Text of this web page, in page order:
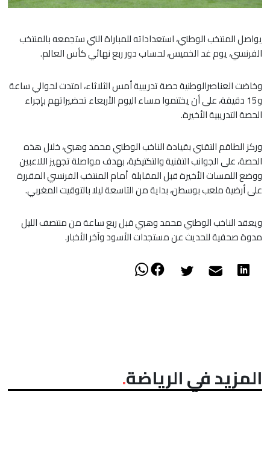
يواصل المنتخب الوطني، استعداداته للمباراة التي ستجمعه بالمنتخب
الفرنسي، يوم غد الخميس، لحساب دور ربع نهائي كأس العالم.
وخاضت العناصرالوطنية حصة تدريبية أمس الثلاثاء، امتدت لحوالي ساعة
و15 دقيقة، على أن يختتموا مساء اليوم الأربعاء تحضيراتهم بإجراء
الحصة التدريبية الأخيرة.
وركز الطاقم التقني بقيادة الناخب الوطني محمد وهبي، خلال هذه
الحصة، على الجوانب التقنية والتكتيكية، بهدف مواصلة تجهيز اللاعبين
ووضع اللمسات الأخيرة قبل المقابلة أمام المنتخب الفرنسي المقررة
على أرضية ملعب بوسطن، بداية من التاسعة ليلا بالتوقيت المغربي.
ويعقد الناخب الوطني محمد وهبي قبل ربع ساعة من منتصف الليل
مدوة صحفية للحديث عن مستجدات الأسود وآخر الأخبار.
المزيد في الرياضة